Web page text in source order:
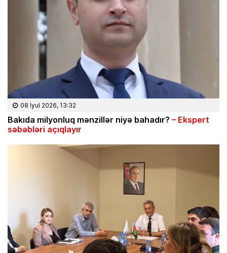
08 İyul 2026, 13:32
Bakıda milyonluq mənzillər niyə bahadır? – Ekspert
səbəbləri açıqlayır